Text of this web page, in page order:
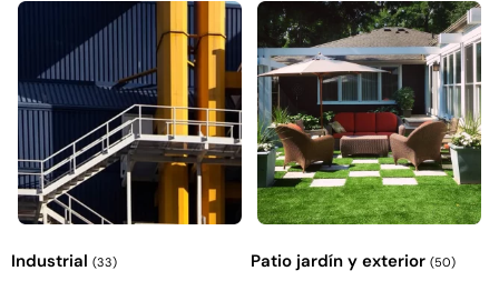
Industrial (33) Patio jardín y exterior (50)